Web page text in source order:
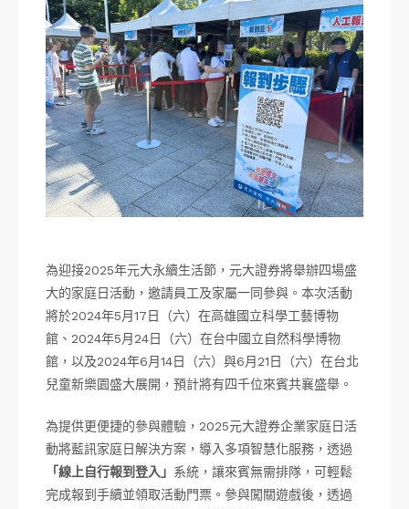
為迎接2025年元大永續生活節，元大證券將舉辦四場盛
大的家庭日活動，邀請員工及家屬一同參與。本次活動
將於2024年5月17日（六）在高雄國立科學工藝博物
館、2024年5月24日（六）在台中國立自然科學博物
館，以及2024年6月14日（六）與6月21日（六）在台北
兒童新樂園盛大展開，預計將有四千位來賓共襄盛舉。
為提供更便捷的參與體驗，2025元大證券企業家庭日活
動將藍訊家庭日解決方案，導入多項智慧化服務，透過
「線上自行報到登入」 系統，讓來賓無需排隊，可輕鬆
完成報到手續並領取活動門票。參與闖關遊戲後，透過